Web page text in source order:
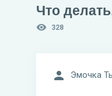
Что
328
Эмочка